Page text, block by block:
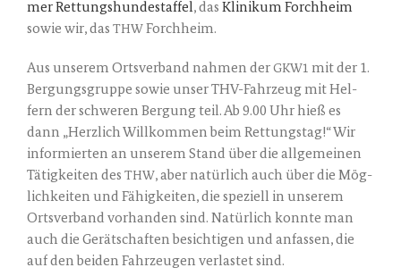
mer Ret­tungs­hun­de­staf­fel, das Kli­ni­kum Forch­heim
sowie wir, das THW Forchheim.
Aus unse­rem Orts­ver­band nah­men der GKW1 mit der 1.
Ber­gungs­grup­pe sowie unser THV-Fahr­zeug mit Hel­
fern der schwe­ren Ber­gung teil. Ab 9.00 Uhr hieß es
dann „Herz­lich Will­kom­men beim Ret­tungs­tag!“ Wir
infor­mier­ten an unse­rem Stand über die all­ge­mei­nen
Tätig­kei­ten des THW, aber natür­lich auch über die Mög­
lich­kei­ten und Fähig­kei­ten, die spe­zi­ell in unse­rem
Orts­ver­band vor­han­den sind. Natür­lich konn­te man
auch die Gerät­schaf­ten besich­ti­gen und anfas­sen, die
auf den bei­den Fahr­zeu­gen ver­las­tet sind.